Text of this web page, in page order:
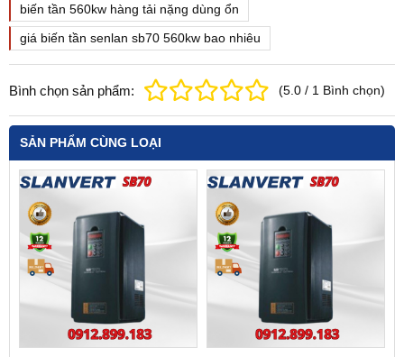
biến tần 560kw hàng tải nặng dùng ổn
giá biến tần senlan sb70 560kw bao nhiêu
Bình chọn sản phẩm: (5.0 / 1 Bình chọn)
SẢN PHẨM CÙNG LOẠI